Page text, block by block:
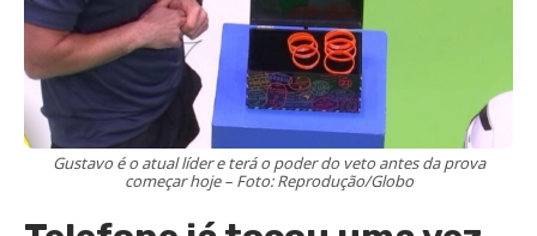
Gustavo é o atual líder e terá o poder do veto antes da prova
começar hoje – Foto: Reprodução/Globo